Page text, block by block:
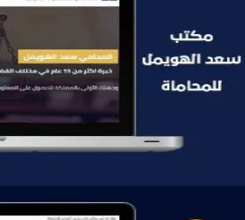
موقع سعد الهويمل
التفاصيل